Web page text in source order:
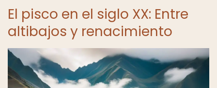
El pisco en el siglo XX: Entre
altibajos y renacimiento